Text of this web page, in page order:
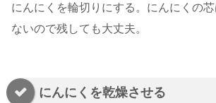
にんにくを輪切りにする。にんにくの
ないので残しても大丈夫。
にんにくを乾燥させる